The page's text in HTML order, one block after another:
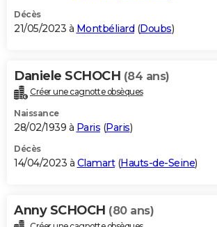
Décès
21/05/2023 à Montbéliard (Doubs)
Daniele SCHOCH (84 ans)
Créer une cagnotte obsèques
Naissance
28/02/1939 à Paris (Paris)
Décès
14/04/2023 à Clamart(Hauts-de-Seine)
Anny SCHOCH (80 ans)